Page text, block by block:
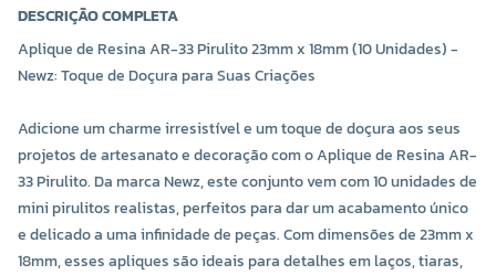
DESCRIÇÃO COMPLETA
Aplique de Resina AR-33 Pirulito 23mm x 18mm (10 Unidades) -
Newz: Toque de Doçura para Suas Criações
Adicione um charme irresistível e um toque de doçura aos seus
projetos de artesanato e decoração com o Aplique de Resina AR-
33 Pirulito. Da marca Newz, este conjunto vem com 10 unidades de
mini pirulitos realistas, perfeitos para dar um acabamento único
e delicado a uma infinidade de peças. Com dimensões de 23mm x
18mm, esses apliques são ideais para detalhes em laços, tiaras,